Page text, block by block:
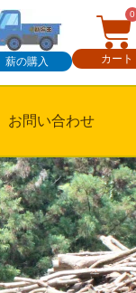
薪の購入
0
カート
お問い合わせ